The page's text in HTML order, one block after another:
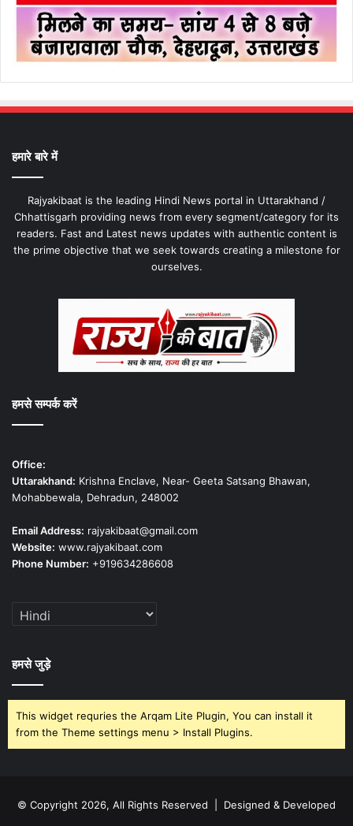
हमारे बारे में
Rajyakibaat is the leading Hindi News portal in Uttarakhand /
Chhattisgarh providing news from every segment/category for its
readers. Fast and Latest news updates with authentic content is
the prime objective that we seek towards creating a milestone for
ourselves.
हमसे सम्पर्क करें
Office:
Uttarakhand: Krishna Enclave, Near- Geeta Satsang Bhawan,
Mohabbewala, Dehradun, 248002
Email Address: rajyakibaat@gmail.com
Website: www.rajyakibaat.com
Phone Number: +919634286608
हमसे जुड़े
This widget requries the Arqam Lite Plugin, You can install it
from the Theme settings menu > Install Plugins.
© Copyright 2026, All Rights Reserved | Designed & Developed